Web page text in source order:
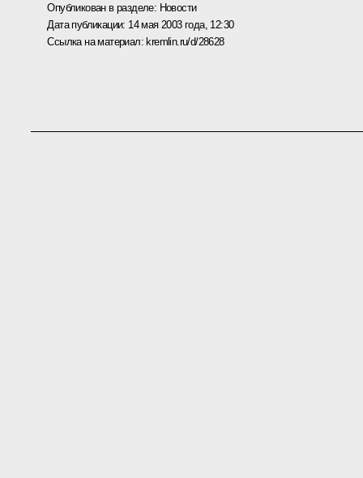
Опубликован в разделе: Новости
Дата публикации: 14 мая 2003 года, 12:30
Ссылка на материал:kremlin.ru/d/28628